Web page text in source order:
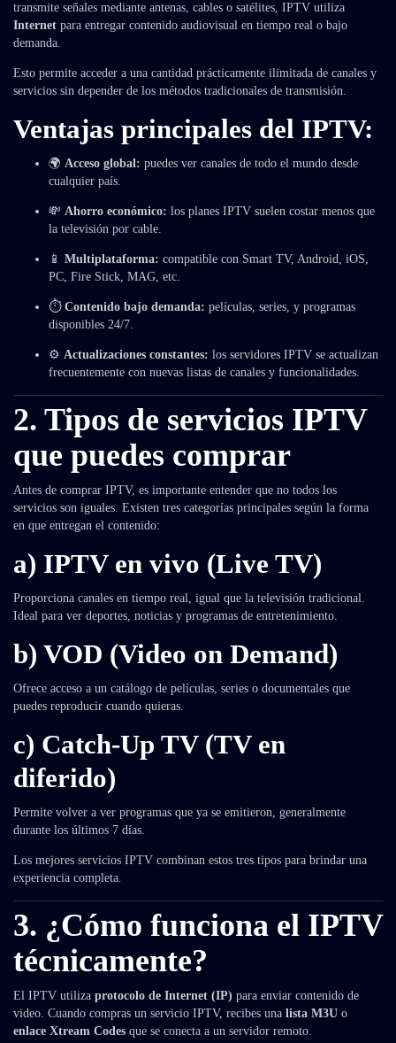
transmite señales mediante antenas, cables o satélites, IPTV utiliza
Internet para entregar contenido audiovisual en tiempo real o bajo
demanda.
Esto permite acceder a una cantidad prácticamente ilimitada de canales y
servicios sin depender de los métodos tradicionales de transmisión.
Ventajas principales del IPTV:
🌍 Acceso global: puedes ver canales de todo el mundo desde
cualquier país.
💸 Ahorro económico: los planes IPTV suelen costar menos que
la televisión por cable.
📱 Multiplataforma: compatible con Smart TV, Android, iOS,
PC, Fire Stick, MAG, etc.
⏱ Contenido bajo demanda: películas, series, y programas
disponibles 24/7.
⚙️ Actualizaciones constantes: los servidores IPTV se actualizan
frecuentemente con nuevas listas de canales y funcionalidades.
2. Tipos de servicios IPTV
que puedes comprar
Antes de comprar IPTV, es importante entender que no todos los
servicios son iguales. Existen tres categorías principales según la forma
en que entregan el contenido:
a) IPTV en vivo (Live TV)
Proporciona canales en tiempo real, igual que la televisión tradicional.
Ideal para ver deportes, noticias y programas de entretenimiento.
b) VOD (Video on Demand)
Ofrece acceso a un catálogo de películas, series o documentales que
puedes reproducir cuando quieras.
c) Catch-Up TV (TV en
diferido)
Permite volver a ver programas que ya se emitieron, generalmente
durante los últimos 7 días.
Los mejores servicios IPTV combinan estos tres tipos para brindar una
experiencia completa.
3. ¿Cómo funciona el IPTV
técnicamente?
El IPTV utiliza protocolo de Internet (IP) para enviar contenido de
video. Cuando compras un servicio IPTV, recibes una lista M3U o
enlace Xtream Codes que se conecta a un servidor remoto.